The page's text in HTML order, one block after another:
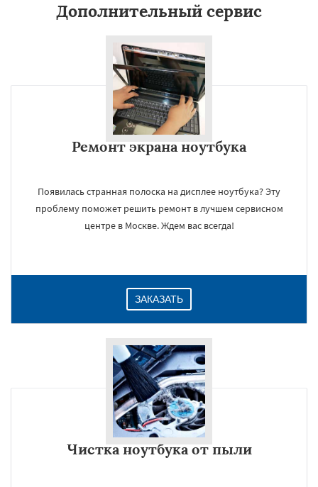
Дополнительный сервис
Ремонт экрана ноутбука
Появилась странная полоска на дисплее ноутбука? Эту
проблему поможет решить ремонт в лучшем сервисном
центре в Москве. Ждем вас всегда!
ЗАКАЗАТЬ
Чистка ноутбука от пыли